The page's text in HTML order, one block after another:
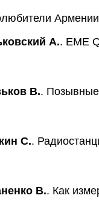
Армении
А.. EME
В..
С..
В.. Как